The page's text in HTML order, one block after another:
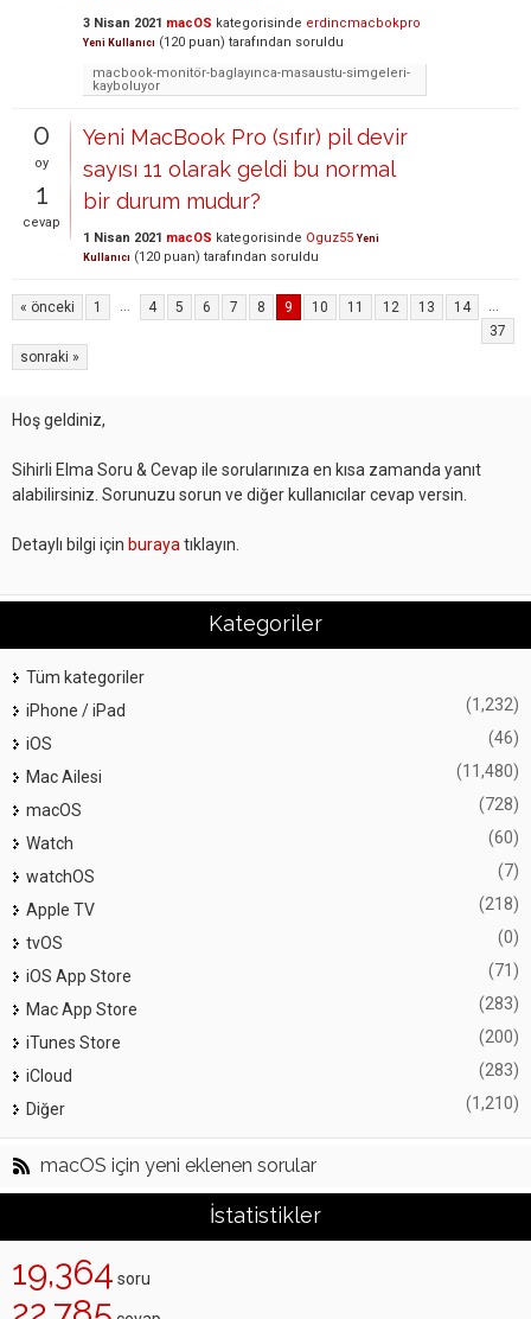
3 Nisan 2021 macOS kategorisinde erdincmacbokpro
Yeni Kullanıcı (120 puan) tarafından soruldu
macbook-monitör-baglayınca-masaustu-simgeleri-
kayboluyor
0
oy
1
cevap
Yeni MacBook Pro (sıfır) pil devir
sayısı 11 olarak geldi bu normal
bir durum mudur?
1 Nisan 2021 macOS kategorisinde Oguz55 Yeni
Kullanıcı (120 puan) tarafından soruldu
« önceki 1 ... 4 5 6 7 8 9 10 11 12 13 14
...
37
sonraki »
Hoş geldiniz,
Sihirli Elma Soru & Cevap ile sorularınıza en kısa zamanda yanıt
alabilirsiniz. Sorunuzu sorun ve diğer kullanıcılar cevap versin.
Detaylı bilgi için buraya tıklayın.
Kategoriler
Tüm kategoriler
iPhone / iPad
(1,232)
iOS (46)
Mac Ailesi (11,480)
macOS (728)
Watch (60)
watchOS (7)
Apple TV (218)
tvOS (0)
iOS App Store (71)
Mac App Store (283)
iTunes Store (200)
iCloud (283)
Diğer (1,210)
macOS için yeni eklenen sorular
İstatistikler
19,364 soru